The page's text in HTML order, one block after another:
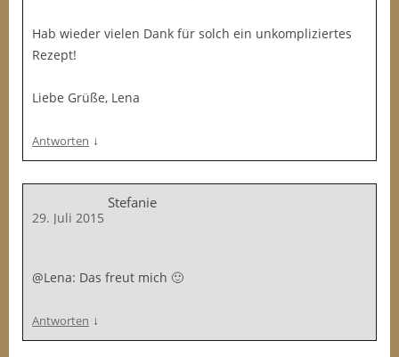
Hab wieder vielen Dank für solch ein unkompliziertes
Rezept!
Liebe Grüße, Lena
Antworten ↓
Stefanie
29. Juli 2015
@Lena: Das freut mich 🙂
Antworten ↓